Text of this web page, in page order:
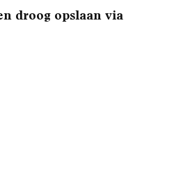
droog opslaan via